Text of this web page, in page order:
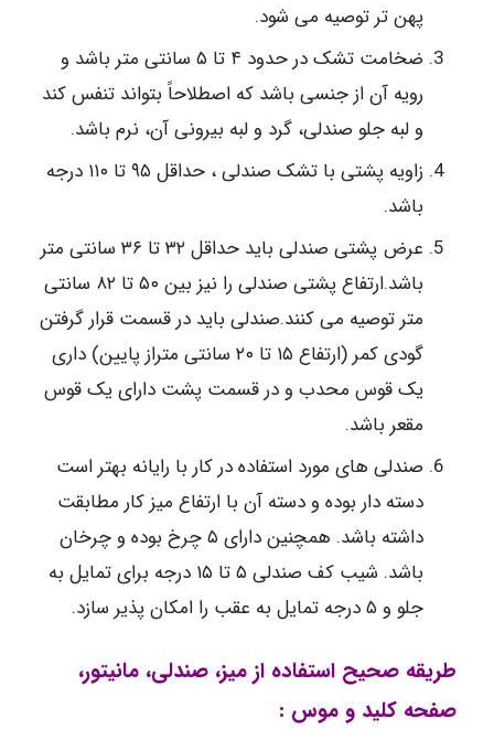
پهن تر توصیه می شود.
ضخامت تشک در حدود ۴ تا ۵ سانتی متر باشد و
رویه آن از جنسی باشد که اصطلاحاً بتواند تنفس کند
و لبه جلو صندلی، گرد و لبه بیرونی آن، نرم باشد.
زاویه پشتی با تشک صندلی ، حداقل ۹۵ تا ۱۱۰ درجه
باشد.
عرض پشتی صندلی باید حداقل ۳۲ تا ۳۶ سانتی متر
باشد.ارتفاع پشتی صندلی را نیز بین ۵۰ تا ۸۲ سانتی
متر توصیه می کنند.صندلی باید در قسمت قرار گرفتن
گودی کمر (ارتفاع ۱۵ تا ۲۰ سانتی متراز پایین) داری
یک قوس محدب و در قسمت پشت دارای یک قوس
مقعر باشد.
صندلی های مورد استفاده در کار با رایانه بهتر است
دسته دار بوده و دسته آن با ارتفاع میز کار مطابقت
داشته باشد. همچنین دارای ۵ چرخ بوده و چرخان
باشد. شیب کف صندلی ۵ تا ۱۵ درجه برای تمایل به
جلو و ۵ درجه تمایل به عقب را امکان پذیر سازد.
طریقه صحیح استفاده از میز، صندلی، مانیتور،
صفحه کلید و موس :